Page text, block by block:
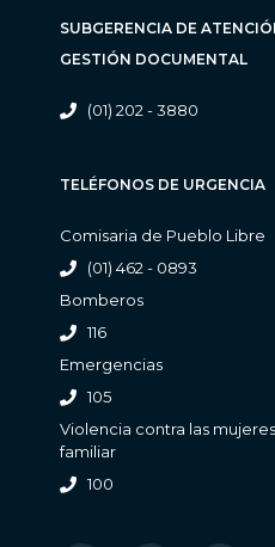
SUBGERENCIA DE
GESTIÓN DOCUMENTAL
(01) 202 - 3880
TELÉFONOS DE URGENCIA
Comisaria de Pueblo Libre
(01) 462 - 0893
Bomberos
116
Emergencias
105
Violencia contra las
familiar
100